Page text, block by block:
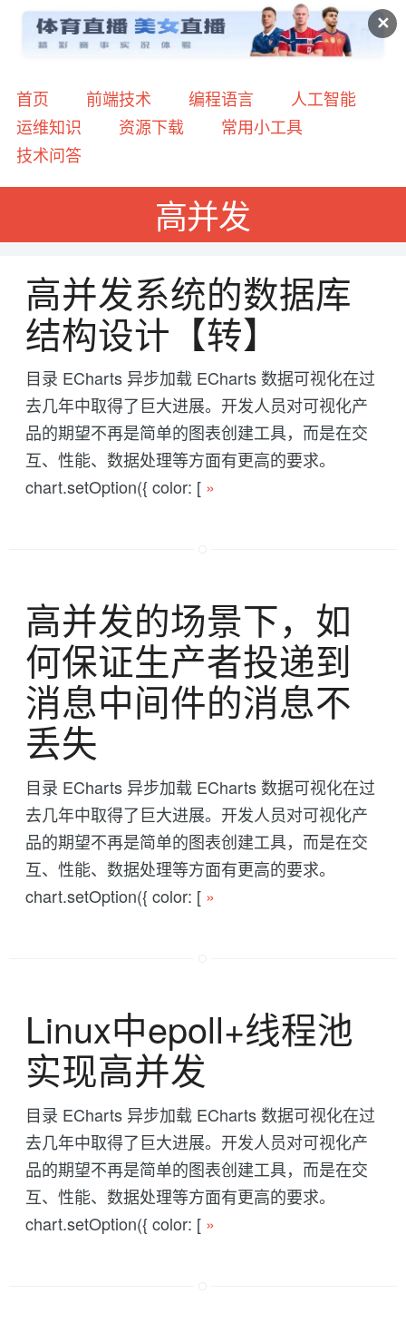
✕
首页 前端技术 编程语言
人工智能
运维知识
资源下载
常用小工具
技术问答
高并发
高并发系统的数据库
结构设计【转】
目录 ECharts 异步加载 ECharts 数据可视化在过
去几年中取得了巨大进展。开发人员对可视化产
品的期望不再是简单的图表创建工具，而是在交
互、性能、数据处理等方面有更高的要求。
chart.setOption({ color: [ »
高并发的场景下，如
何保证生产者投递到
消息中间件的消息不
丢失
目录 ECharts 异步加载 ECharts 数据可视化在过
去几年中取得了巨大进展。开发人员对可视化产
品的期望不再是简单的图表创建工具，而是在交
互、性能、数据处理等方面有更高的要求。
chart.setOption({ color: [ »
Linux中epoll+线程池
实现高并发
目录 ECharts 异步加载 ECharts 数据可视化在过
去几年中取得了巨大进展。开发人员对可视化产
品的期望不再是简单的图表创建工具，而是在交
互、性能、数据处理等方面有更高的要求。
chart.setOption({ color: [ »